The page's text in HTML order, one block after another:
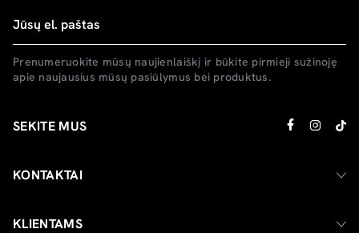
Prenumeruokite mūsų naujienlaiškį ir būkite pirmieji sužinoję
apie naujausius mūsų pasiūlymus bei produktus.
SEKITE MUS
KONTAKTAI
KLIENTAMS